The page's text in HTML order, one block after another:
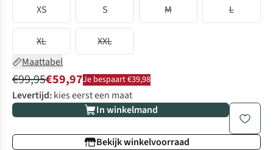
XS
S M L
XL
XXL
Maattabel
€99,95€59,97Je bespaart €39,98
Levertijd:kies eerst een maat
In winkelmand
Bekijk winkelvoorraad